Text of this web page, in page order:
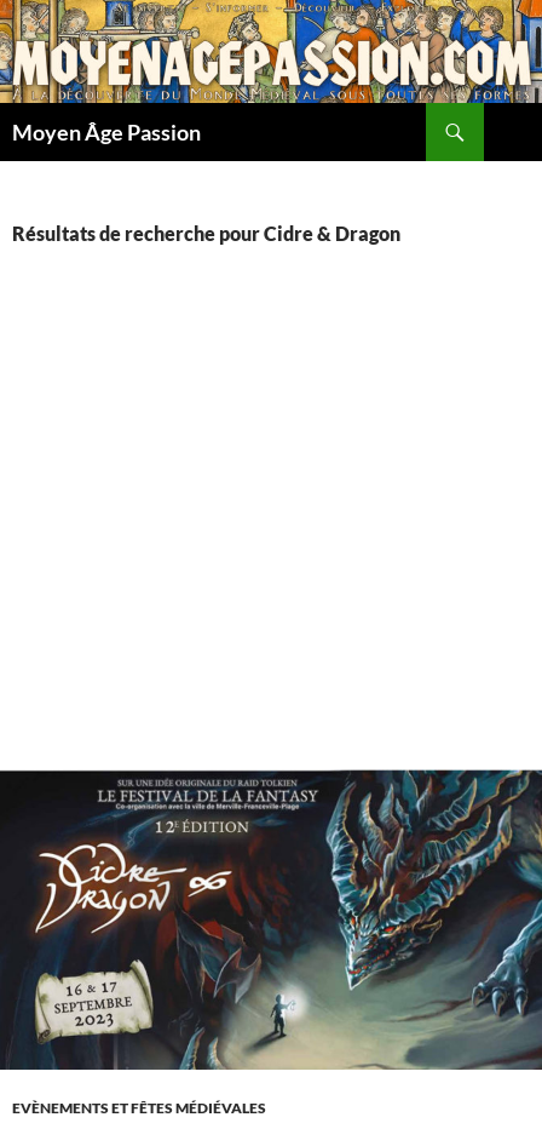
Aller
au
contenu
Moyen Âge Passion
Résultats de recherche pour Cidre & Dragon
EVÈNEMENTS ET FÊTES MÉDIÉVALES